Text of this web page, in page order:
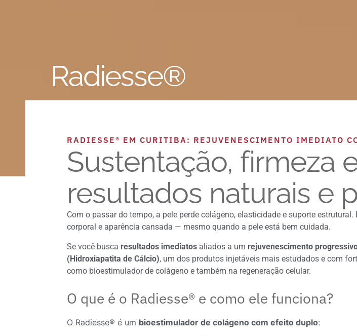
Radiesse®
RADIESSE® EM CURITIBA: REJUVENESCIMENTO IMEDIATO
Sustentação, firmeza
resultados naturais e
Com o passar do tempo, a pele perde colágeno, elasticidade e suporte
corporal e aparência cansada — mesmo quando a pele está bem cuidada.
Se você busca resultados imediatos aliados a um rejuvenescimento
(Hidroxiapatita de Cálcio), um dos produtos injetáveis mais estudados e com
como bioestimulador de colágeno e também na regeneração celular.
O que é o Radiesse® e como ele funciona?
O Radiesse® é um bioestimulador de colágeno com efeito duplo: